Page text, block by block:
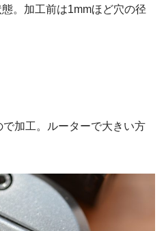
。加工前は1mmほど穴の径
加工。ルーターで大きい方